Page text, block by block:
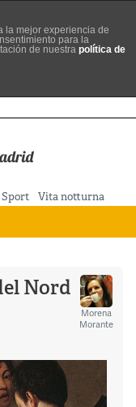
la mejor experiencia de
para la
de nuestra política de
Sport Vita notturna
Nord
Morena
Morante